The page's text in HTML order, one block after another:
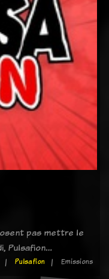
pas mettre le
Pulsafion…
Pulsafion Emissions